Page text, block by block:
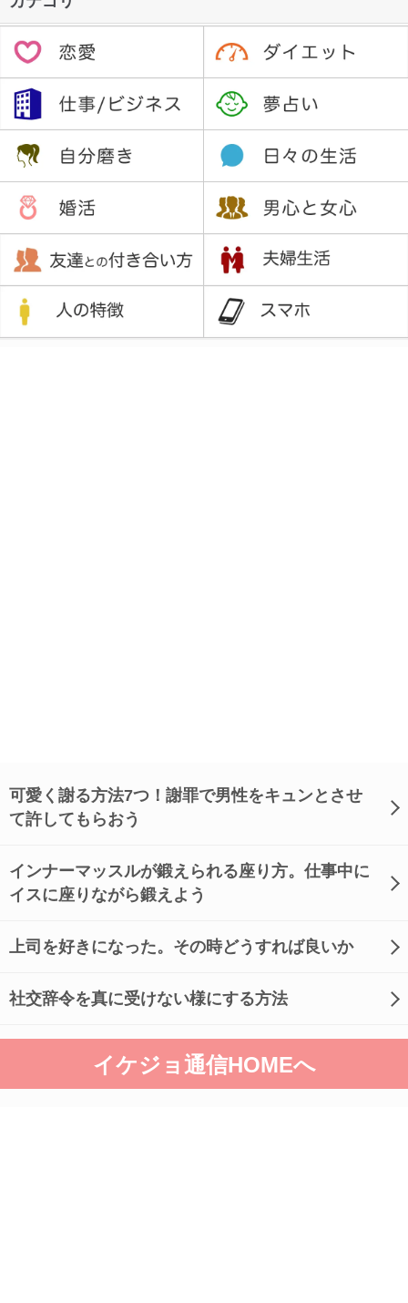
可愛く謝る方法7つ！謝罪で男性をキュンとさせ
て許してもらおう
インナーマッスルが鍛えられる座り方。仕事中に
イスに座りながら鍛えよう
上司を好きになった。その時どうすれば良いか
社交辞令を真に受けない様にする方法
イケジョ通信HOMEへ